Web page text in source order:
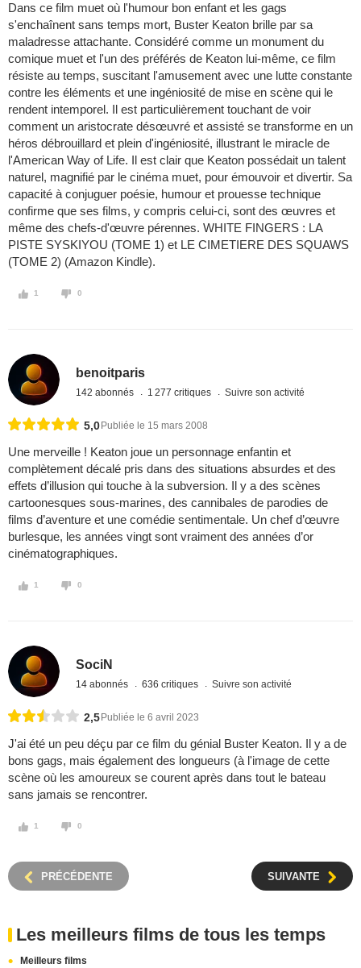
Dans ce film muet où l'humour bon enfant et les gags
s'enchaînent sans temps mort, Buster Keaton brille par sa
maladresse attachante. Considéré comme un monument du
comique muet et l'un des préférés de Keaton lui-même, ce film
résiste au temps, suscitant l'amusement avec une lutte constante
contre les éléments et une ingéniosité de mise en scène qui le
rendent intemporel. Il est particulièrement touchant de voir
comment un aristocrate désœuvré et assisté se transforme en un
héros débrouillard et plein d'ingéniosité, illustrant le miracle de
l'American Way of Life. Il est clair que Keaton possédait un talent
naturel, magnifié par le cinéma muet, pour émouvoir et divertir. Sa
capacité à conjuguer poésie, humour et prouesse technique
confirme que ses films, y compris celui-ci, sont des œuvres et
même des chefs-d'œuvre pérennes. WHITE FINGERS : LA
PISTE SYSKIYOU (TOME 1) et LE CIMETIERE DES SQUAWS
(TOME 2) (Amazon Kindle).
1 0
benoitparis
142 abonnés 1 277 critiques Suivre son activité
5,0 Publiée le 15 mars 2008
Une merveille ! Keaton joue un personnage enfantin et
complètement décalé pris dans des situations absurdes et des
effets d’illusion qui touche à la subversion. Il y a des scènes
cartoonesques sous-marines, des cannibales de parodies de
films d’aventure et une comédie sentimentale. Un chef d’œuvre
burlesque, les années vingt sont vraiment des années d’or
cinématographiques.
1 0
SociN
14 abonnés 636 critiques Suivre son activité
2,5 Publiée le 6 avril 2023
J'ai été un peu déçu par ce film du génial Buster Keaton. Il y a de
bons gags, mais également des longueurs (à l'image de cette
scène où les amoureux se courent après dans tout le bateau
sans jamais se rencontrer.
1 0
PRÉCÉDENTE SUIVANTE
Les meilleurs films de tous les temps
Meilleurs films